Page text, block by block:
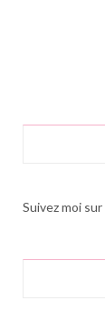
Suivez moi sur